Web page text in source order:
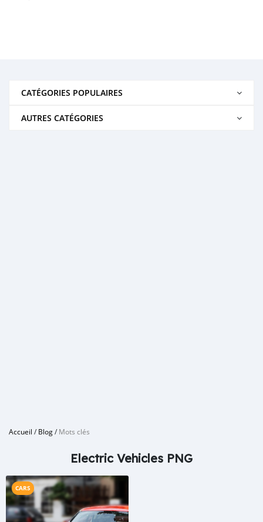
CATÉGORIES POPULAIRES
AUTRES CATÉGORIES
Accueil /Blog/Mots clés
Electric Vehicles PNG
CARS